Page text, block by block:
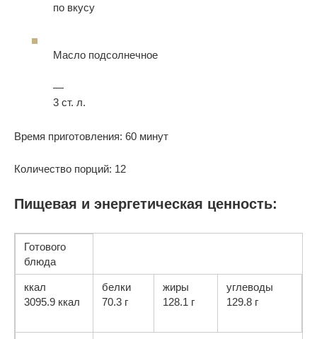
по вкусу
Масло подсолнечное
—
3 ст. л.
Время приготовления: 60 минут
Количество порций: 12
Пищевая и энергетическая ценность:
Готового
блюда
ккал
3095.9 ккал
белки
70.3 г
жиры
128.1 г
углеводы
129.8 г